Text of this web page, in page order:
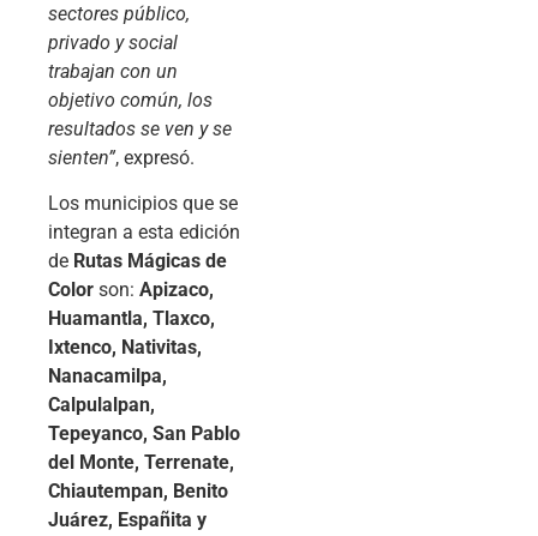
sectores público,
privado y social
trabajan con un
objetivo común, los
resultados se ven y se
sienten”, expresó.
Los municipios que se
integran a esta edición
de Rutas Mágicas de
Color son: Apizaco,
Huamantla, Tlaxco,
Ixtenco, Nativitas,
Nanacamilpa,
Calpulalpan,
Tepeyanco, San Pablo
del Monte, Terrenate,
Chiautempan, Benito
Juárez, Españita y